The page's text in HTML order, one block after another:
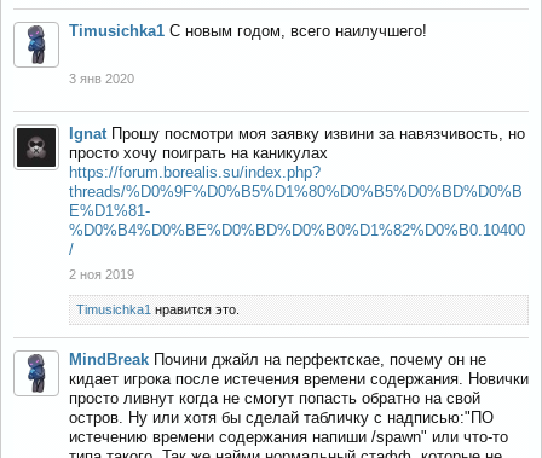
Timusichka1 С новым годом, всего наилучшего!
3 янв 2020
Ignat Прошу посмотри моя заявку извини за навязчивость, но
просто хочу поиграть на каникулах
https://forum.borealis.su/index.php?
threads/%D0%9F%D0%B5%D1%80%D0%B5%D0%BD%D0%B
E%D1%81-
%D0%B4%D0%BE%D0%BD%D0%B0%D1%82%D0%B0.10400
/
2 ноя 2019
Timusichka1 нравится это.
MindBreak Почини джайл на перфектскае, почему он не
кидает игрока после истечения времени содержания. Новички
просто ливнут когда не смогут попасть обратно на свой
остров. Ну или хотя бы сделай табличку с надписью:"ПО
истечению времени содержания напиши /spawn" или что-то